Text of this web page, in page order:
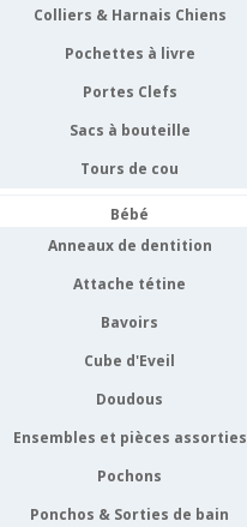
Colliers & Harnais Chiens
Pochettes à livre
Portes Clefs
Sacs à bouteille
Tours de cou
Bébé
Anneaux de dentition
Attache tétine
Bavoirs
Cube d'Eveil
Doudous
Ensembles et pièces assorties
Pochons
Ponchos & Sorties de bain